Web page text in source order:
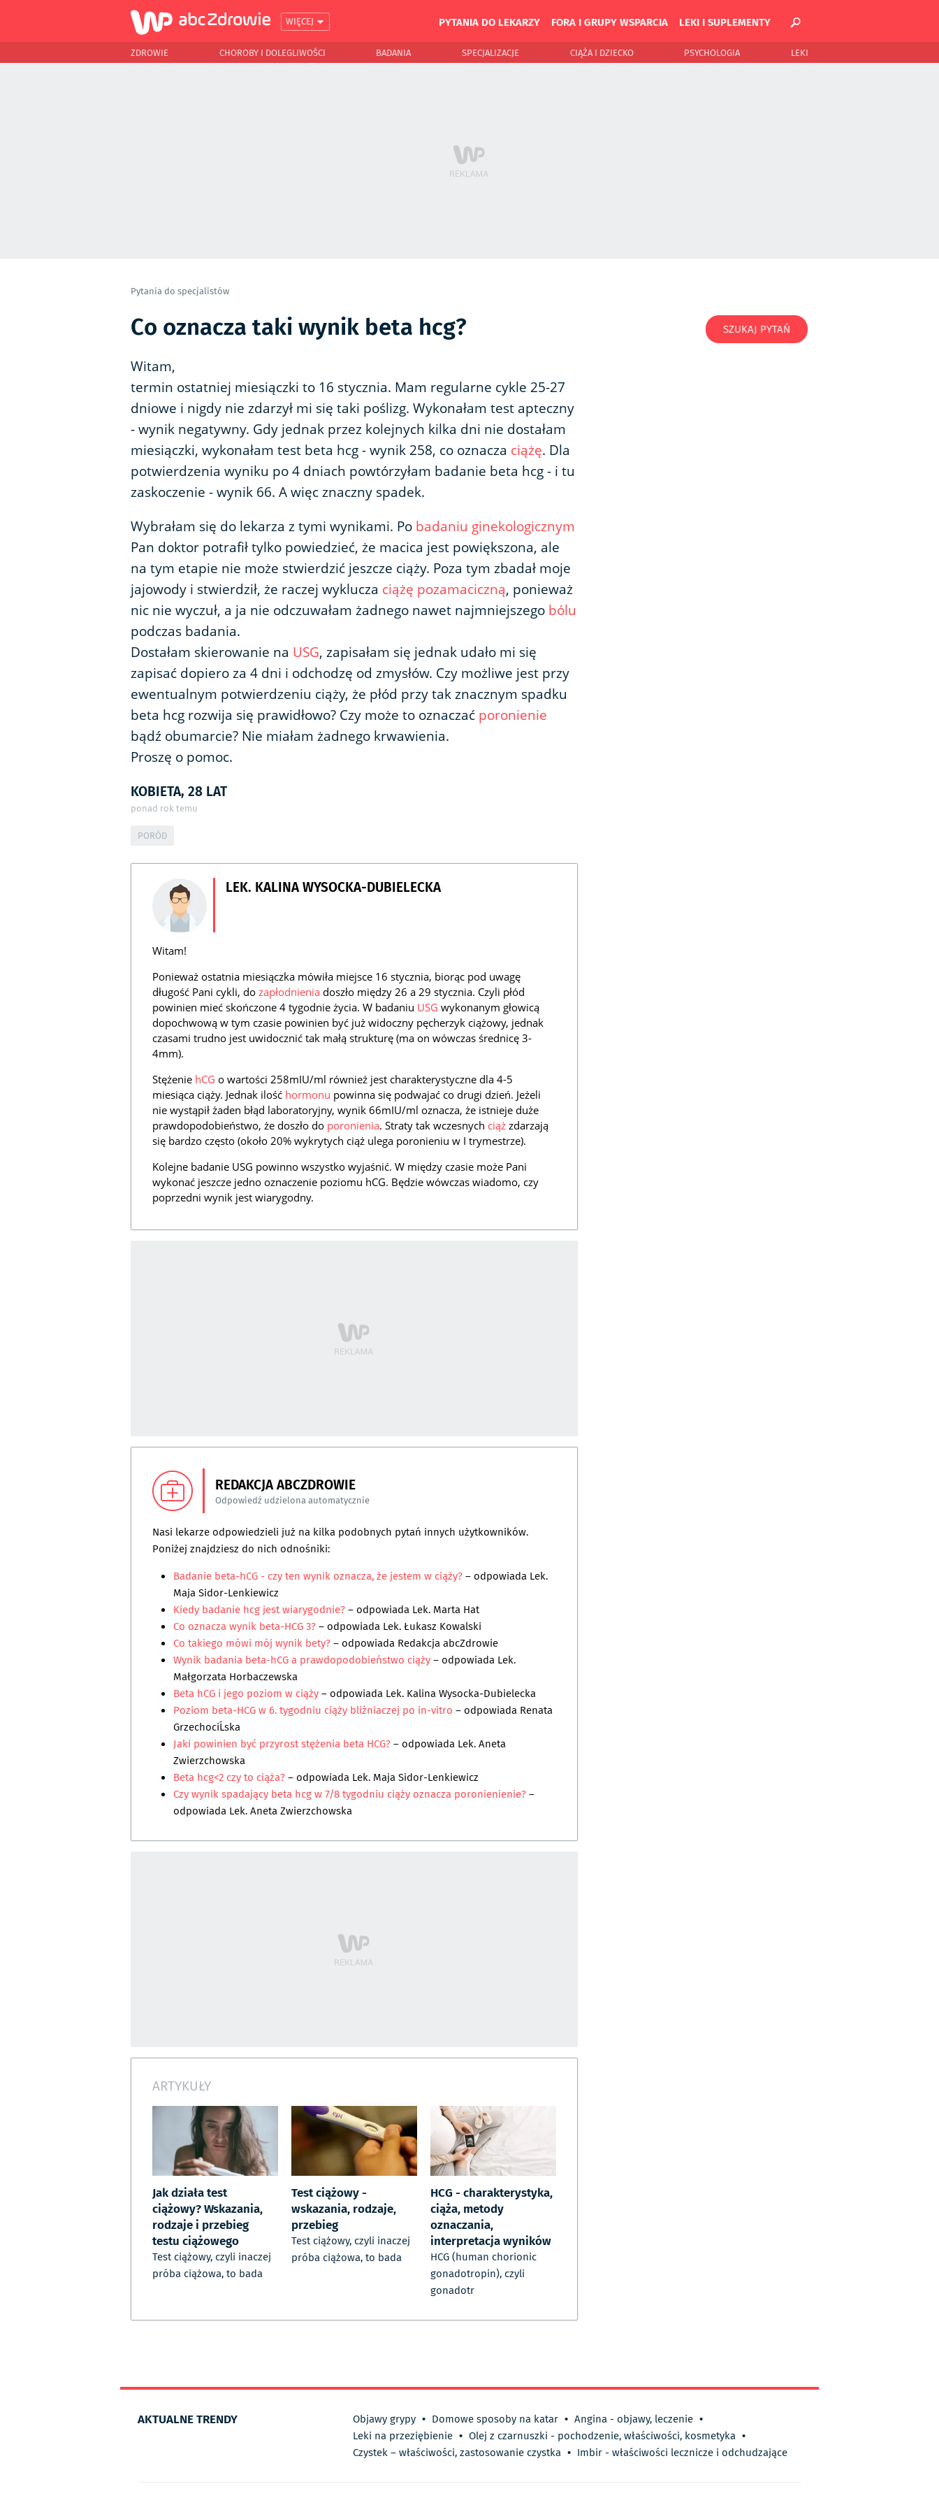
WIĘCEJ PYTANIA DO LEKARZY FORA I GRUPY WSPARCIA LEKI I SUPLEMENTY
ZDROWIE CHOROBY I DOLEGLIWOŚCI BADANIA SPECJALIZACJE CIĄŻA I DZIECKO PSYCHOLOGIA LEKI
Pytania do specjalistów
Co oznacza taki wynik beta hcg?
Witam,
termin ostatniej miesiączki to 16 stycznia. Mam regularne cykle 25-27
dniowe i nigdy nie zdarzył mi się taki poślizg. Wykonałam test apteczny
- wynik negatywny. Gdy jednak przez kolejnych kilka dni nie dostałam
miesiączki, wykonałam test beta hcg - wynik 258, co oznacza ciążę. Dla
potwierdzenia wyniku po 4 dniach powtórzyłam badanie beta hcg - i tu
zaskoczenie - wynik 66. A więc znaczny spadek.
Wybrałam się do lekarza z tymi wynikami. Po badaniu ginekologicznym
Pan doktor potrafił tylko powiedzieć, że macica jest powiększona, ale
na tym etapie nie może stwierdzić jeszcze ciąży. Poza tym zbadał moje
jajowody i stwierdził, że raczej wyklucza ciążę pozamaciczną, ponieważ
nic nie wyczuł, a ja nie odczuwałam żadnego nawet najmniejszego bólu
podczas badania.
Dostałam skierowanie na USG, zapisałam się jednak udało mi się
zapisać dopiero za 4 dni i odchodzę od zmysłów. Czy możliwe jest przy
ewentualnym potwierdzeniu ciąży, że płód przy tak znacznym spadku
beta hcg rozwija się prawidłowo? Czy może to oznaczać poronienie
bądź obumarcie? Nie miałam żadnego krwawienia.
Proszę o pomoc.
KOBIETA, 28 LAT
ponad rok temu
PORÓD
LEK. KALINA WYSOCKA-DUBIELECKA
Witam!
Ponieważ ostatnia miesiączka mówiła miejsce 16 stycznia, biorąc pod uwagę
długość Pani cykli, do zapłodnienia doszło między 26 a 29 stycznia. Czyli płód
powinien mieć skończone 4 tygodnie życia. W badaniu USG wykonanym głowicą
dopochwową w tym czasie powinien być już widoczny pęcherzyk ciążowy, jednak
czasami trudno jest uwidocznić tak małą strukturę (ma on wówczas średnicę 3-
4mm).
Stężenie hCG o wartości 258mIU/ml również jest charakterystyczne dla 4-5
miesiąca ciąży. Jednak ilość hormonu powinna się podwajać co drugi dzień. Jeżeli
nie wystąpił żaden błąd laboratoryjny, wynik 66mIU/ml oznacza, że istnieje duże
prawdopodobieństwo, że doszło do poronienia. Straty tak wczesnych ciąż zdarzają
się bardzo często (około 20% wykrytych ciąż ulega poronieniu w I trymestrze).
Kolejne badanie USG powinno wszystko wyjaśnić. W między czasie może Pani
wykonać jeszcze jedno oznaczenie poziomu hCG. Będzie wówczas wiadomo, czy
poprzedni wynik jest wiarygodny.
REDAKCJA ABCZDROWIE
Odpowiedź udzielona automatycznie
Nasi lekarze odpowiedzieli już na kilka podobnych pytań innych użytkowników.
Poniżej znajdziesz do nich odnośniki:
Badanie beta-hCG - czy ten wynik oznacza, że jestem w ciąży?– odpowiada Lek.
Maja Sidor-Lenkiewicz
Kiedy badanie hcg jest wiarygodnie?– odpowiada Lek. Marta Hat
Co oznacza wynik beta-HCG 3?– odpowiada Lek. Łukasz Kowalski
Co takiego mówi mój wynik bety?– odpowiada Redakcja abcZdrowie
Wynik badania beta-hCG a prawdopodobieństwo ciąży– odpowiada Lek.
Małgorzata Horbaczewska
Beta hCG i jego poziom w ciąży– odpowiada Lek. Kalina Wysocka-Dubielecka
Poziom beta-HCG w 6. tygodniu ciąży bliźniaczej po in-vitro – odpowiada Renata
GrzechociĹska
Jaki powinien być przyrost stężenia beta HCG?– odpowiada Lek. Aneta
Zwierzchowska
Beta hcg<2 czy to ciąża?– odpowiada Lek. Maja Sidor-Lenkiewicz
Czy wynik spadający beta hcg w 7/8 tygodniu ciąży oznacza poronienienie?–
odpowiada Lek. Aneta Zwierzchowska
ARTYKUŁY
Jak działa test
ciążowy? Wskazania,
rodzaje i przebieg
testu ciążowego
Test ciążowy, czyli inaczej
próba ciążowa, to bada
Test ciążowy -
wskazania, rodzaje,
przebieg
Test ciążowy, czyli inaczej
próba ciążowa, to bada
HCG - charakterystyka,
ciąża, metody
oznaczania,
interpretacja wyników
HCG (human chorionic
gonadotropin), czyli
gonadotr
SZUKAJ PYTAŃ
AKTUALNE TRENDY Objawy grypy • Domowe sposoby na katar • Angina - objawy, leczenie •
Leki na przeziębienie • Olej z czarnuszki - pochodzenie, właściwości, kosmetyka •
Czystek – właściwości, zastosowanie czystka • Imbir - właściwości lecznicze i odchudzające